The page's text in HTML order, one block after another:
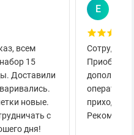
всем
15
Доставили
новые.
с
дня!
Е
приходило